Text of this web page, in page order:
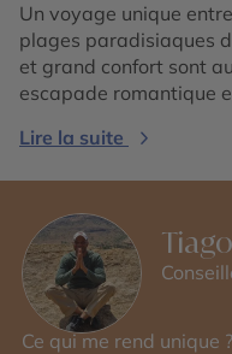
Un voyage unique
plages paradisiaques
et grand confort sont
escapade romantique
Lire la suite
Tiago
Ce qui me rend unique